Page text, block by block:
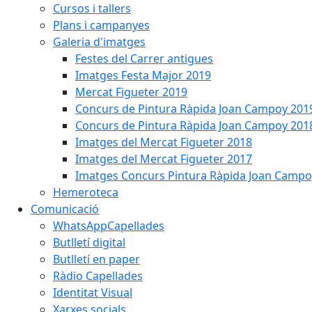
Cursos i tallers
Plans i campanyes
Galeria d'imatges
Festes del Carrer antigues
Imatges Festa Major 2019
Mercat Figueter 2019
Concurs de Pintura Ràpida Joan Campoy
Concurs de Pintura Ràpida Joan Campoy
Imatges del Mercat Figueter 2018
Imatges del Mercat Figueter 2017
Imatges Concurs Pintura Ràpida Joan
Hemeroteca
Comunicació
WhatsAppCapellades
Butlletí digital
Butlletí en paper
Ràdio Capellades
Identitat Visual